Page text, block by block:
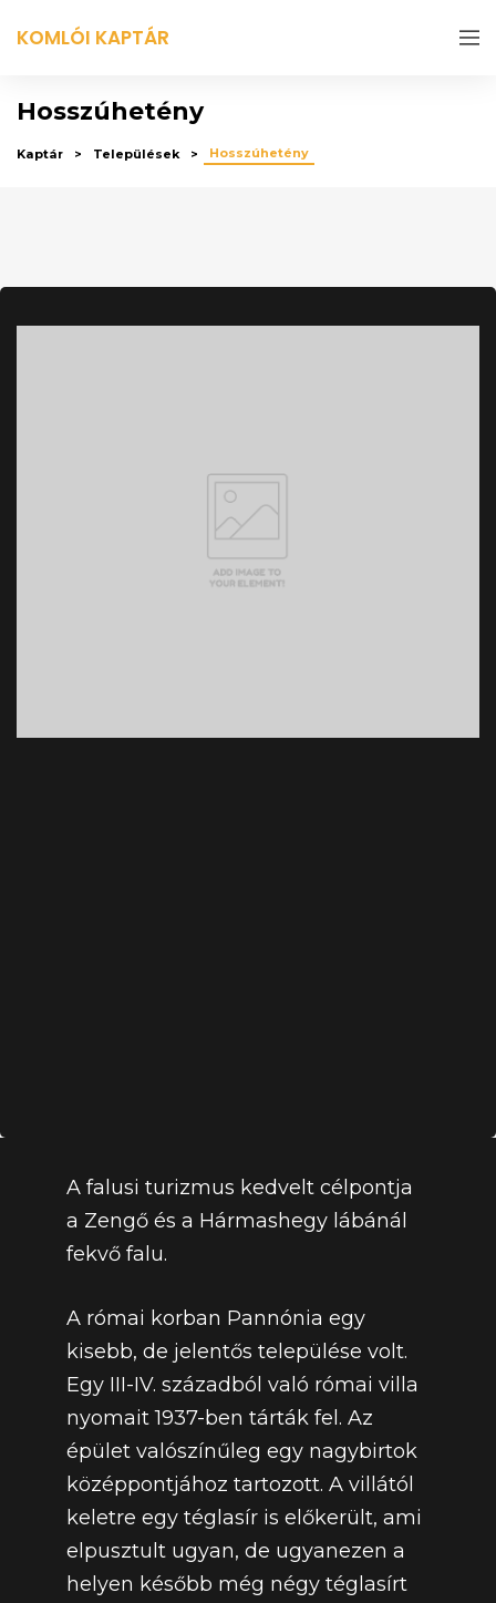
KOMLÓI KAPTÁR
Hosszúhetény
Kaptár Települések Hosszúhetény
A falusi turizmus kedvelt célpontja
a Zengő és a Hármashegy lábánál
fekvő falu.
A római korban Pannónia egy
kisebb, de jelentős települése volt.
Egy III-IV. századból való római villa
nyomait 1937-ben tárták fel. Az
épület valószínűleg egy nagybirtok
középpontjához tartozott. A villától
keletre egy téglasír is előkerült, ami
elpusztult ugyan, de ugyanezen a
helyen később még négy téglasírt